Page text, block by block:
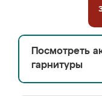
Посмотреть
гарнитуры